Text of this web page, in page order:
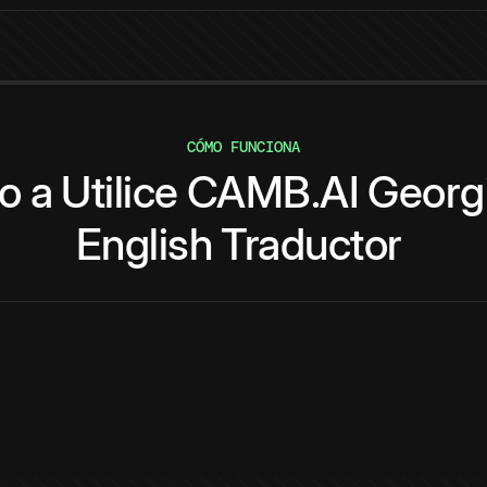
CÓMO FUNCIONA
a Utilice CAMB.AI
English Traductor